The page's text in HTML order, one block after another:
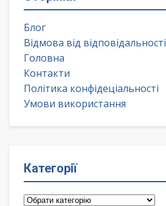
Блог
Відмова від відповідальності
Головна
Контакти
Політика конфідеціальності
Умови використання
Категорії
Категорії